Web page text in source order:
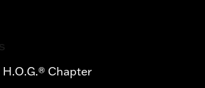
H.O.G.® Chapter